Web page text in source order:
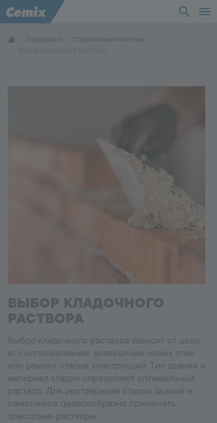
+998 77 294 09 09
Uzbekistan
Language: RU
Поддержка
Строительная система
ВЫБОР КЛАДОЧНОГО
РАСТВОРА
Выбор кладочного раствора зависит от цели
его использования: возведение новых стен
или ремонт старых конструкций. Тип здания и
материал кладки определяют оптимальный
раствор. Для реставрации старых зданий и
памятников целесообразно применять
трассовые растворы.